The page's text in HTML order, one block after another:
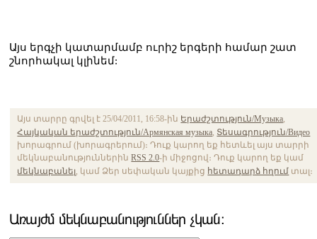
Այս երգչի կատարմամբ ուրիշ երգերի համար շատ
շնորհակալ կլինեմ:
Այս տարրը գրվել է 25/04/2011, 16:58-ին Երաժշտություն/Музыка,
Հայկական երաժշտություն/Армянская музыка, Տեսագրություն/Видео
խորագրում (խորագրերում)։ Դուք կարող եք հետևել այս տարրի
մեկնաբանություններինRSS 2.0-ի միջոցով։ Դուք կարող եք կամ
մեկնաբանել, կամ Ձեր սեփական կայքից հետադարձ հղում տալ։
Առայժմ մեկնաբանություններ չկան։